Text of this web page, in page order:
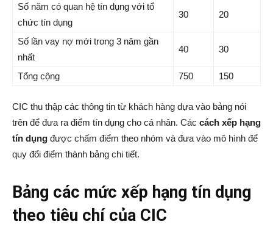
Số năm có quan hệ tín dụng với tổ
chức tín dụng
30 20
Số lần vay nợ mới trong 3 năm gần
nhất
40 30
Tổng cộng 750 150
CIC thu thập các thông tin từ khách hàng dựa vào bảng nói
trên để đưa ra điểm tín dụng cho cá nhân. Các cách xếp hạng
tín dụng được chấm điểm theo nhóm và đưa vào mô hình để
quy đổi điểm thành bảng chi tiết.
Bảng các mức xếp hạng tín dụng
theo tiêu chí của CIC